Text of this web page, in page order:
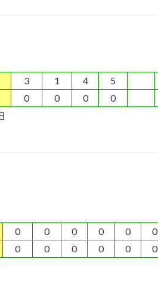
3 1 4 5
0 0 0 0
0 0 0 0 0 0
0 0 0 0 0 0